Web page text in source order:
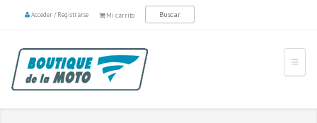
Mi carrito
Acceder/Registrarse